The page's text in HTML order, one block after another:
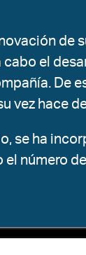
de
cabo el
De
vez hace
se ha
el número